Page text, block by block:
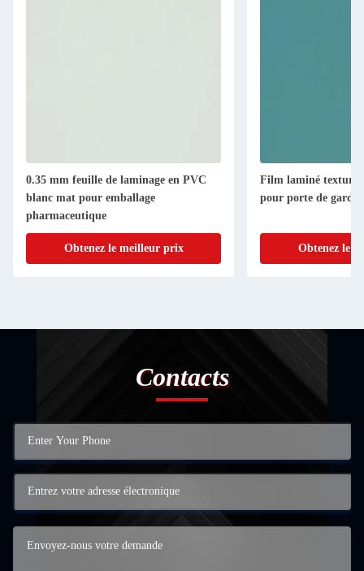
0.35 mm feuille de laminage en PVC
blanc mat pour emballage
pharmaceutique
Obtenez le meilleur prix
Film laminé texturé
pour porte de
Obtenez le
Contacts